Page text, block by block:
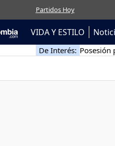
Partidos Hoy
VIDA Y ESTILO
De Interés: Posesión